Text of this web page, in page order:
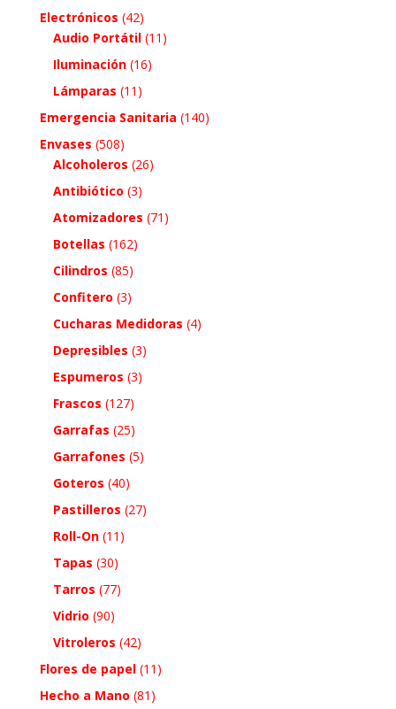
Electrónicos (42)
Audio Portátil (11)
Iluminación (16)
Lámparas (11)
Emergencia Sanitaria (140)
Envases (508)
Alcoholeros (26)
Antibiótico (3)
Atomizadores (71)
Botellas (162)
Cilindros (85)
Confitero (3)
Cucharas Medidoras (4)
Depresibles (3)
Espumeros (3)
Frascos (127)
Garrafas (25)
Garrafones (5)
Goteros (40)
Pastilleros (27)
Roll-On (11)
Tapas (30)
Tarros (77)
Vidrio (90)
Vitroleros (42)
Flores de papel (11)
Hecho a Mano (81)